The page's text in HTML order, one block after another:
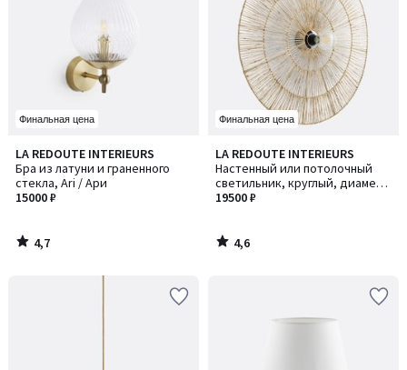
Финальная цена
LA REDOUTE INTERIEURS
Бра из латуни и граненного
стекла, Ari / Ари
15000 ₽
4,7
/ 5
4,7
/
Финальная цена
LA REDOUTE INTERIEURS
Настенный или потолочный
светильник, круглый, диаметр
80 см, YAKU / ЯКУ
19500 ₽
4,6
/ 5
4,6
/